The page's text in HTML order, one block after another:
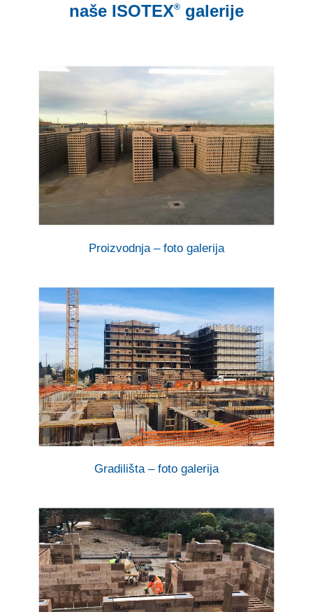
naše ISOTEX®galerije
Proizvodnja – foto galerija
Gradilišta – foto galerija